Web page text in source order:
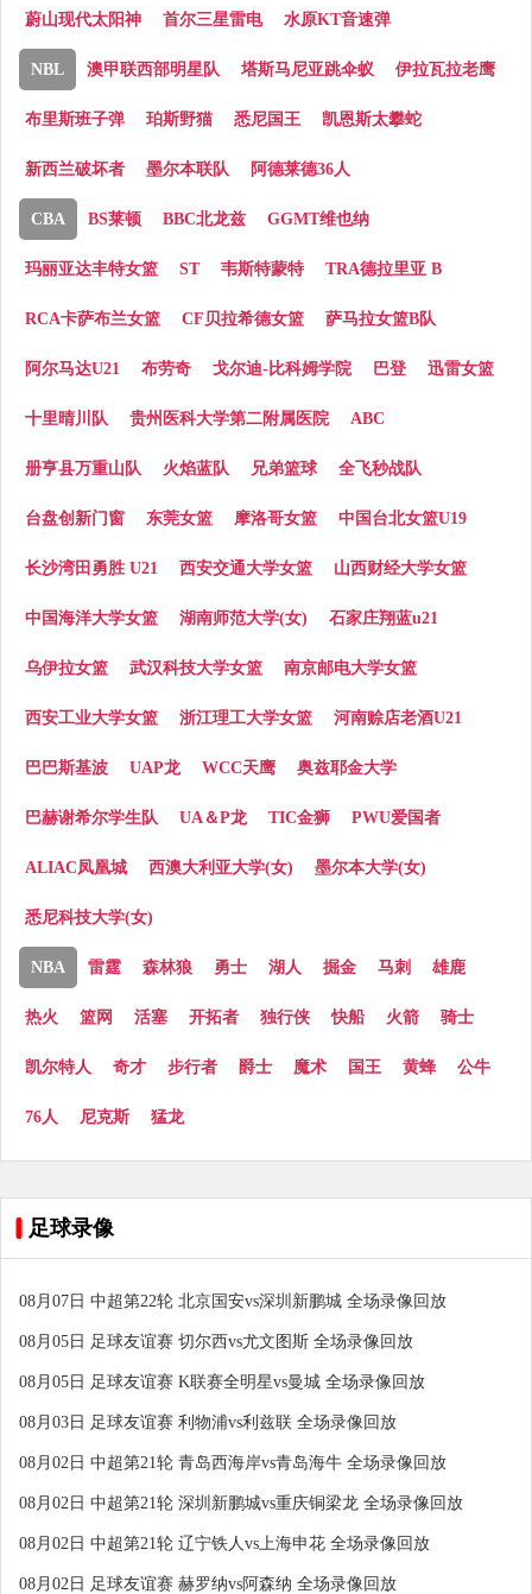
蔚山现代太阳神 首尔三星雷电 水原KT音速弹
NBL 澳甲联西部明星队 塔斯马尼亚跳伞蚁 伊拉瓦拉老鹰
布里斯班子弹 珀斯野猫 悉尼国王 凯恩斯太攀蛇
新西兰破坏者 墨尔本联队 阿德莱德36人
CBA BS莱顿 BBC北龙兹 GGMT维也纳
玛丽亚达丰特女篮 ST 韦斯特蒙特 TRA德拉里亚 B
RCA卡萨布兰女篮 CF贝拉希德女篮 萨马拉女篮B队
阿尔马达U21 布劳奇 戈尔迪-比科姆学院 巴登 迅雷女篮
十里晴川队 贵州医科大学第二附属医院 ABC
册亨县万重山队 火焰蓝队 兄弟篮球 全飞秒战队
台盘创新门窗 东莞女篮 摩洛哥女篮 中国台北女篮U19
长沙湾田勇胜 U21 西安交通大学女篮 山西财经大学女篮
中国海洋大学女篮 湖南师范大学(女) 石家庄翔蓝u21
乌伊拉女篮 武汉科技大学女篮 南京邮电大学女篮
西安工业大学女篮 浙江理工大学女篮 河南赊店老酒U21
巴巴斯基波 UAP龙 WCC天鹰 奥兹耶金大学
巴赫谢希尔学生队 UA＆P龙 TIC金狮 PWU爱国者
ALIAC凤凰城 西澳大利亚大学(女) 墨尔本大学(女)
悉尼科技大学(女)
NBA 雷霆 森林狼 勇士 湖人 掘金 马刺 雄鹿
热火 篮网 活塞 开拓者 独行侠 快船 火箭 骑士
凯尔特人 奇才 步行者 爵士 魔术 国王 黄蜂 公牛
76人 尼克斯 猛龙
足球录像
08月07日 中超第22轮 北京国安vs深圳新鹏城 全场录像回放
08月05日 足球友谊赛 切尔西vs尤文图斯 全场录像回放
08月05日 足球友谊赛 K联赛全明星vs曼城 全场录像回放
08月03日 足球友谊赛 利物浦vs利兹联 全场录像回放
08月02日 中超第21轮 青岛西海岸vs青岛海牛 全场录像回放
08月02日 中超第21轮 深圳新鹏城vs重庆铜梁龙 全场录像回放
08月02日 中超第21轮 辽宁铁人vs上海申花 全场录像回放
08月02日 足球友谊赛 赫罗纳vs阿森纳 全场录像回放